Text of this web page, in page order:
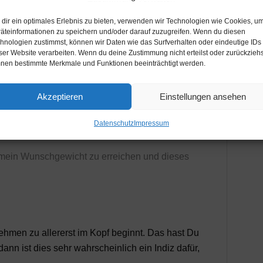
dir ein optimales Erlebnis zu bieten, verwenden wir Technologien wie Cookies,
zu speichern und/oder darauf zuzugreifen. Wenn du diesen
zustimmst, können wir Daten wie das Surfverhalten oder eindeutige IDs
Website verarbeiten. Wenn du deine Zustimmung nicht erteilst oder
bestimmte Merkmale und Funktionen beeinträchtigt werden.
Akzeptieren Einstellungen ansehen
DatenschutzImpressum
Satz, bevorzugt vor einem Spiegel und indem
Dieses Mal sage es mit Überzeugung und
kannst. Glaube daran!
mal; Du hast wirklich nichts zu verlieren, aber
Wunschgewicht zu erreichen und dieses
zu allererst im Kopf beginnt. Das hast Du
ist dies sehr wahrscheinlich ein Indiz dafür,